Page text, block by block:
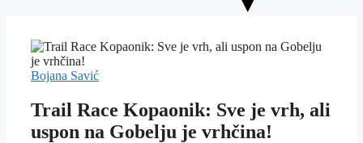
Bojana Savić
Trail Race Kopaonik: Sve je vrh, ali
uspon na Gobelju je vrhčina!